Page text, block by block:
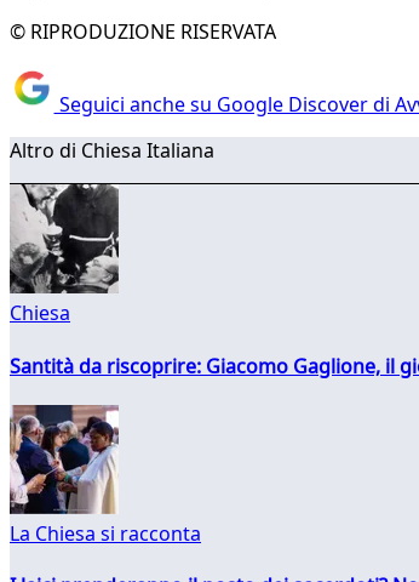
© RIPRODUZIONE RISERVATA
Seguici anche su Google Discover di
Altro di Chiesa Italiana
Chiesa
Santità da riscoprire: Giacomo Gaglione, il
La Chiesa si racconta